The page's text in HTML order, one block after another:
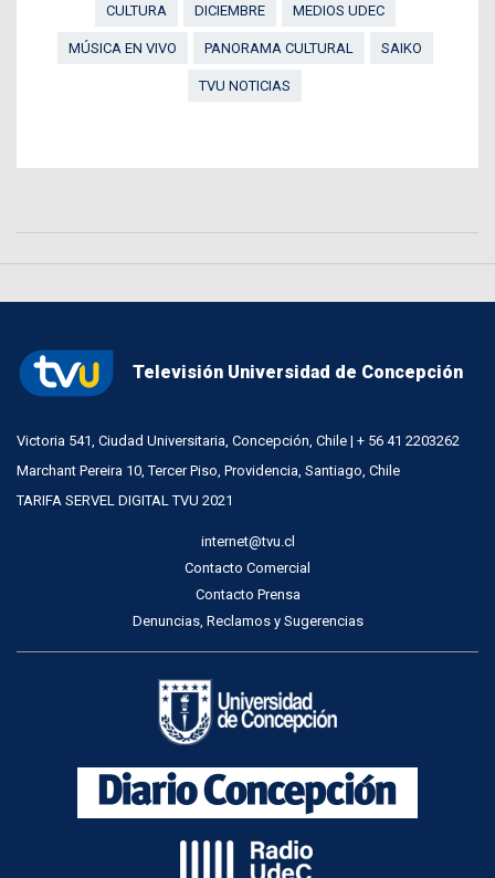
CULTURA DICIEMBRE MEDIOS UDEC
MÚSICA EN VIVO PANORAMA CULTURAL SAIKO
TVU NOTICIAS
Televisión Universidad de Concepción
Victoria 541, Ciudad Universitaria, Concepción, Chile | + 56 41 2203262
Marchant Pereira 10, Tercer Piso, Providencia, Santiago, Chile
TARIFA SERVEL DIGITAL TVU 2021
internet@tvu.cl
Contacto Comercial
Contacto Prensa
Denuncias, Reclamos y Sugerencias